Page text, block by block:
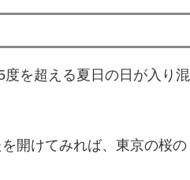
を超える夏日の日が入り混
開けてみれば、東京の桜の